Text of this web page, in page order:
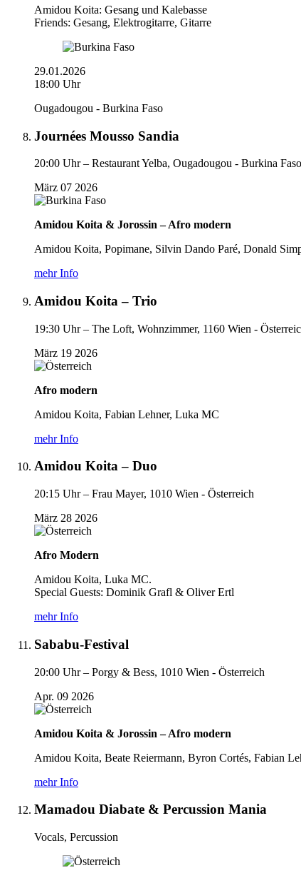
Amidou Koita: Gesang und Kalebasse
Friends: Gesang, Elektrogitarre, Gitarre
29.01.2026
18:00 Uhr
Ougadougou - Burkina Faso
Journées Mousso Sandia
20:00 Uhr – Restaurant Yelba, Ougadougou - Burkina Faso
März 07 2026
Amidou Koita & Jorossin – Afro modern
Amidou Koita, Popimane, Silvin Dando Paré, Donald
mehr Info
Amidou Koita – Trio
19:30 Uhr – The Loft, Wohnzimmer, 1160 Wien -
März 19 2026
Afro modern
Amidou Koita, Fabian Lehner, Luka MC
mehr Info
Amidou Koita – Duo
20:15 Uhr – Frau Mayer, 1010 Wien - Österreich
März 28 2026
Afro Modern
Amidou Koita, Luka MC.
Special Guests: Dominik Grafl & Oliver Ertl
mehr Info
Sababu-Festival
20:00 Uhr – Porgy & Bess, 1010 Wien - Österreich
Apr. 09 2026
Amidou Koita & Jorossin – Afro modern
Amidou Koita, Beate Reiermann, Byron Cortés, Fabian
mehr Info
Mamadou Diabate & Percussion Mania
Vocals, Percussion